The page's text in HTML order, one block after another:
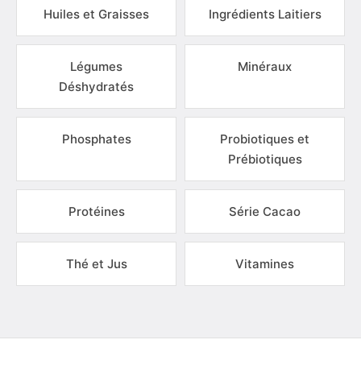
Huiles et Graisses Ingrédients Laitiers
Légumes
Déshydratés
Minéraux
Phosphates
Probiotiques et
Prébiotiques
Protéines Série Cacao
Thé et Jus Vitamines